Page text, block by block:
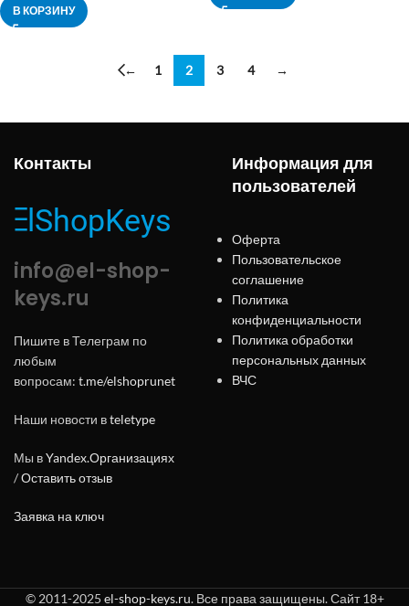
В КОРЗИНУ
← 1 2 3 4 →
Контакты
info@el-shop-
keys.ru
Пишите в Телеграм по
любым
вопросам: t.me/elshoprunet
Наши новости вteletype
Мы вYandex.Организациях
/Оставить отзыв
Заявка на ключ
Информация для
пользователей
Оферта
Пользовательское
соглашение
Политика
конфиденциальности
Политика обработки
персональных данных
ВЧС
© 2011-2025 el-shop-keys.ru. Все права защищены. Сайт 18+